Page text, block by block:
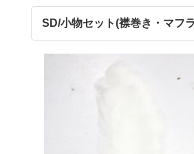
SD/小物セット(襟巻き・マフ